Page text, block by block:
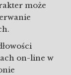
może
on-line w